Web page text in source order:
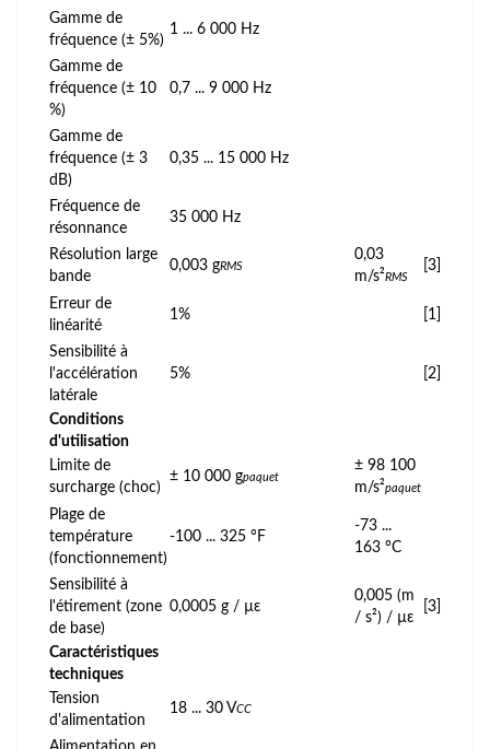
Gamme de
fréquence (± 5%)
1 ... 6 000 Hz
Gamme de
fréquence (± 10
%)
0,7 ... 9 000 Hz
Gamme de
fréquence (± 3
dB)
0,35 ... 15 000 Hz
Fréquence de
résonnance
35 000 Hz
Résolution large
bande
0,003 gRMS
0,03
m/s²RMS
[3]
Erreur de
linéarité
1% [1]
Sensibilité à
l'accélération
latérale
5% [2]
Conditions
d'utilisation
Limite de
surcharge (choc)
± 10 000 gpaquet
± 98 100
m/s²paquet
Plage de
température
(fonctionnement)
-100 ... 325 °F
-73 ...
163 °C
Sensibilité à
l'étirement (zone
de base)
0,0005 g / µε
0,005 (m
/ s²) / µε
[3]
Caractéristiques
techniques
Tension
d'alimentation
18 ... 30 VCC